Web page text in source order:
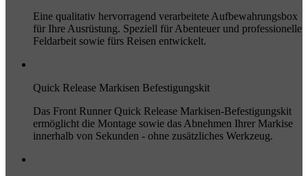
Eine qualitativ hervorragend verarbeitete Aufbewahrungsbox
für Ihre Ausrüstung. Speziell für Abenteuer und professionelle
Feldarbeit sowie fürs Reisen entwickelt.
Quick Release Markisen Befestigungskit
Das Front Runner Quick Release Markisen-Befestigungskit
ermöglicht die Montage sowie das Abnehmen Ihrer Markise
innerhalb von Sekunden - ohne zusätzliches Werkzeug.